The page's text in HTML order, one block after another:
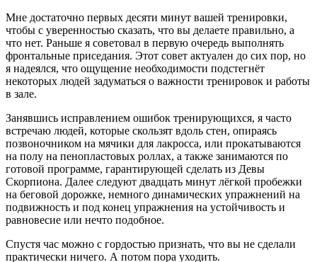
Мне достаточно первых десяти минут вашей тренировки,
чтобы с уверенностью сказать, что вы делаете правильно, а
что нет. Раньше я советовал в первую очередь выполнять
фронтальные приседания. Этот совет актуален до сих пор, но
я надеялся, что ощущение необходимости подстегнёт
некоторых людей задуматься о важности тренировок и работы
в зале.
Занявшись исправлением ошибок тренирующихся, я часто
встречаю людей, которые скользят вдоль стен, опираясь
позвоночником на мячики для лакросса, или прокатываются
на полу на пенопластовых роллах, а также занимаются по
готовой программе, гарантирующей сделать из Девы
Скорпиона. Далее следуют двадцать минут лёгкой пробежки
на беговой дорожке, немного динамических упражнений на
подвижность и под конец упражнения на устойчивость и
равновесие или нечто подобное.
Спустя час можно с гордостью признать, что вы не сделали
практически ничего. А потом пора уходить.